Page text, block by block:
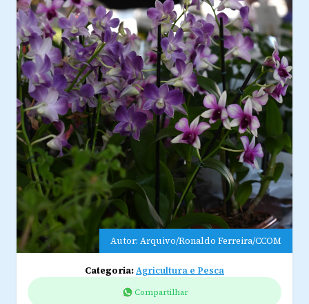
Autor: Arquivo/Ronaldo Ferreira/CCOM
Categoria:Agricultura e Pesca
Compartilhar